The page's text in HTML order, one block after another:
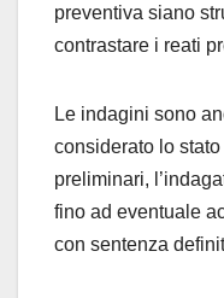
preventiva siano
contrastare i reati
Le indagini sono
considerato lo
preliminari,
fino ad eventuale
con sentenza